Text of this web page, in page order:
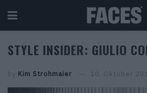
STYLE INSIDER: GIULIO
by Kim Strohmaier 10. Oktober